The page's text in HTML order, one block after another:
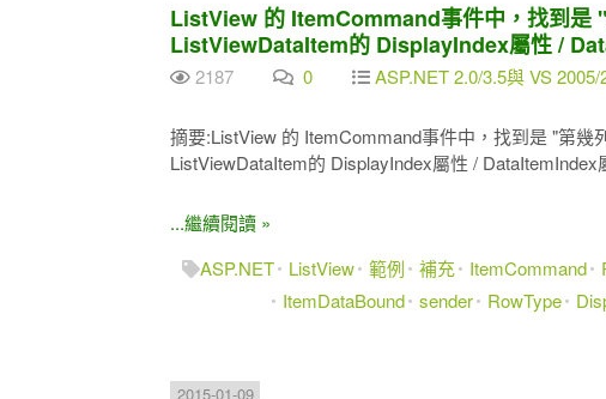
ListView 的 ItemCommand事件中，找到是
ListViewDataItem的 DisplayIndex屬性 /
2187 0 ASP.NET 2.0/3.5與 VS 2005/
摘要:ListView 的 ItemCommand事件中，找到是 "第幾
ListViewDataItem的 DisplayIndex屬性 / DataItemIndex
...繼續閱讀 »
ASP.NET
ListView 範例 補充 ItemCommand
ItemDataBound sender RowType
2015-01-09